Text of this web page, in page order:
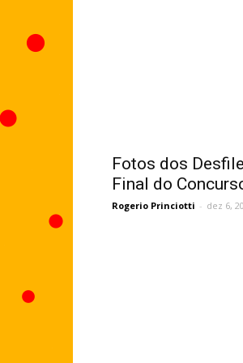
Fotos dos
Final do
Rogerio Princiotti - dez 6,